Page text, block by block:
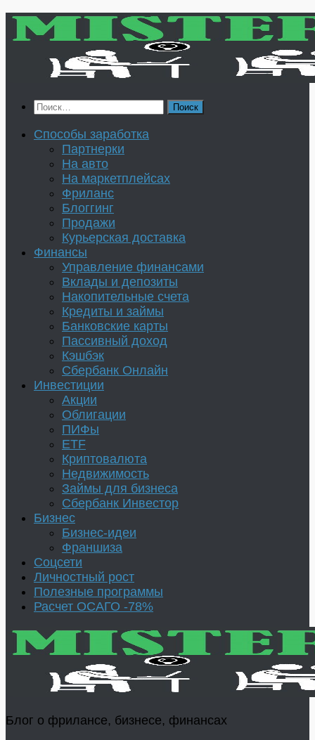
Перейти
Найти:
Способы заработка
Партнерки
На авто
На маркетплейсах
Фриланс
Блоггинг
Продажи
Курьерская доставка
Финансы
Управление финансами
Вклады и депозиты
Накопительные счета
Кредиты и займы
Банковские карты
Пассивный доход
Кэшбэк
Сбербанк Онлайн
Инвестиции
Акции
Облигации
ПИФы
ETF
Криптовалюта
Недвижимость
Займы для бизнеса
Сбербанк Инвестор
Бизнес
Бизнес-идеи
Франшиза
Соцсети
Личностный рост
Полезные программы
Расчет ОСАГО -78%
Блог о фрилансе, бизнесе, финансах